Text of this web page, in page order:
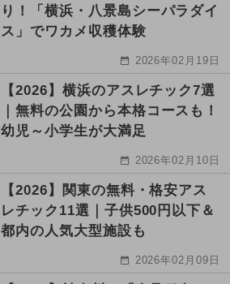
り！「横浜・八景島シーパラダイ
ス」でワカメ収穫体験
2026年02月19日
【2026】横浜のアスレチック7選
｜無料の公園から本格コースも！
幼児～小学生が大満足
2026年02月10日
【2026】関東の無料・格安アス
レチック11選｜子供500円以下＆
都内の人気大型施設も
2026年02月09日